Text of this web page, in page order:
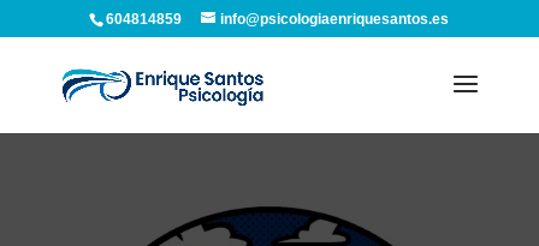
604814859 info@psicologiaenriquesantos.es